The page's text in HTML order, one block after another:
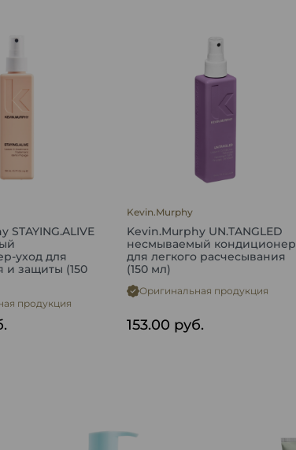
STAYING.ALIVE
уход для
и защиты (150
продукция
Kevin.Murphy
Kevin.Murphy UN.TANGLED
несмываемый кондиционер
для легкого расчесывания
(150 мл)
Оригинальная продукция
153.00 руб.